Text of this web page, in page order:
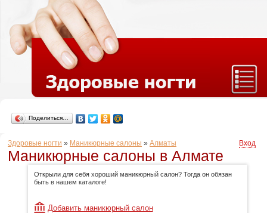
Поделиться…
Здоровые ногти » Маникюрные салоны » Алматы Вход
Маникюрные салоны в Алмате
Открыли для себя хороший маникюрный салон? Тогда он обязан
быть в нашем каталоге!
Добавить маникюрный салон